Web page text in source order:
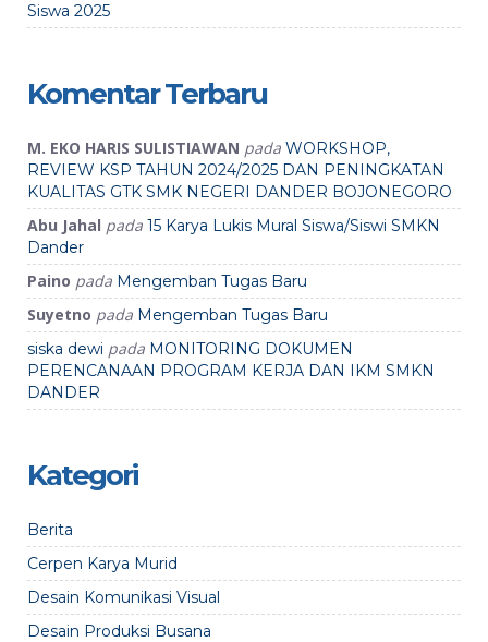
Siswa 2025
Komentar Terbaru
M. EKO HARIS SULISTIAWAN pada WORKSHOP,
REVIEW KSP TAHUN 2024/2025 DAN PENINGKATAN
KUALITAS GTK SMK NEGERI DANDER BOJONEGORO
Abu Jahal pada 15 Karya Lukis Mural Siswa/Siswi SMKN
Dander
Paino pada Mengemban Tugas Baru
Suyetno pada Mengemban Tugas Baru
siska dewi pada MONITORING DOKUMEN
PERENCANAAN PROGRAM KERJA DAN IKM SMKN
DANDER
Kategori
Berita
Cerpen Karya Murid
Desain Komunikasi Visual
Desain Produksi Busana